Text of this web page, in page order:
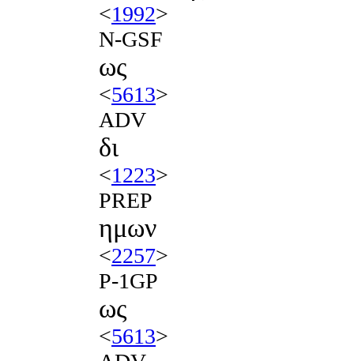
<1992>
N-GSF
ως
<5613>
ADV
δι
<1223>
PREP
ημων
<2257>
P-1GP
ως
<5613>